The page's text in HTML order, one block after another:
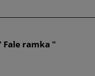
Fale ramka "